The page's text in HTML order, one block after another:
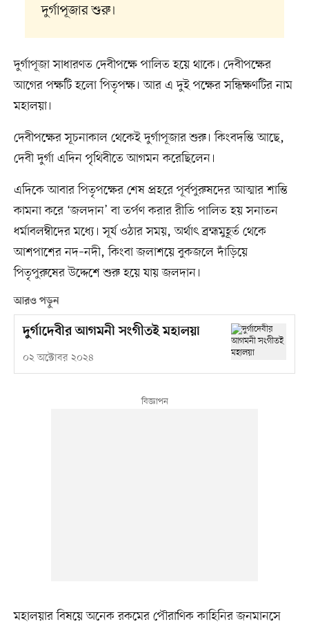
দুর্গাপূজার শুরু।
দুর্গাপূজা সাধারণত দেবীপক্ষে পালিত হয়ে থাকে। দেবীপক্ষের
আগের পক্ষটি হলো পিতৃপক্ষ। আর এ দুই পক্ষের সন্ধিক্ষণটির নাম
মহালয়া।
দেবীপক্ষের সূচনাকাল থেকেই দুর্গাপূজার শুরু। কিংবদন্তি আছে,
দেবী দুর্গা এদিন পৃথিবীতে আগমন করেছিলেন।
এদিকে আবার পিতৃপক্ষের শেষ প্রহরে পূর্বপুরুষদের আত্মার শান্তি
কামনা করে ‘জলদান’ বা তর্পণ করার রীতি পালিত হয় সনাতন
ধর্মাবলম্বীদের মধ‍্যে। সূর্য ওঠার সময়, অর্থাৎ ব্রহ্মমুহূর্ত থেকে
আশপাশের নদ–নদী, কিংবা জলাশয়ে বুকজলে দাঁড়িয়ে
পিতৃপুরুষের উদ্দেশে শুরু হয়ে যায় জলদান।
আরও পড়ুন
দুর্গাদেবীর আগমনী সংগীতই মহালয়া
০২ অক্টোবর ২০২৪
মহালয়ার বিষয়ে অনেক রকমের পৌরাণিক কাহিনির জনমানসে